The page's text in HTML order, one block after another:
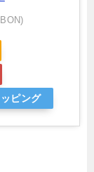
ピング